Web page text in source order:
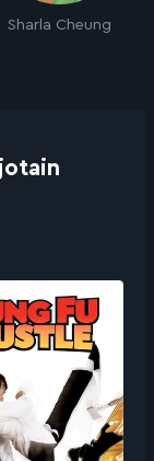
Sharla Cheung